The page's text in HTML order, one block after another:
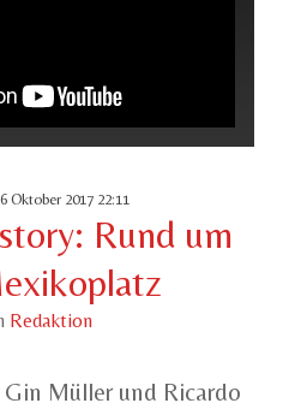
Oktober 2017 22:11
Rund um
Redaktion
Müller und Ricardo